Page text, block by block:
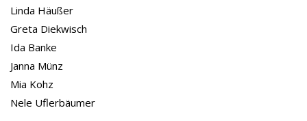
Linda Häußer
Greta Diekwisch
Ida Banke
Janna Münz
Mia Kohz
Nele Uflerbäumer